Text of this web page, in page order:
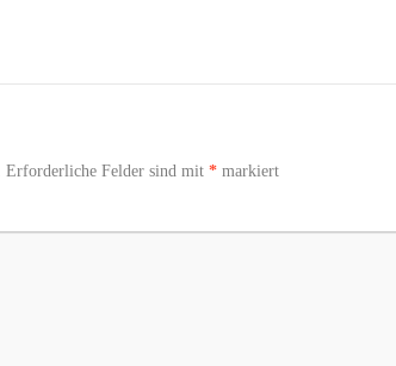
Erforderliche Felder sind mit * markiert